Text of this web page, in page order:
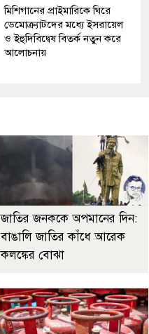
মিশিগানের প্রাইমারিকে ঘিরে
ডেমোক্র্যাটদের মধ্যে ইসরায়েল
ও ইহুদিবিদ্বেষ বিতর্ক নতুন করে
আলোচনায়
জাতির জনককে অপমানের দিন:
বাঙালি জাতির কাঁধে আরেক
কলঙ্কের বোঝা